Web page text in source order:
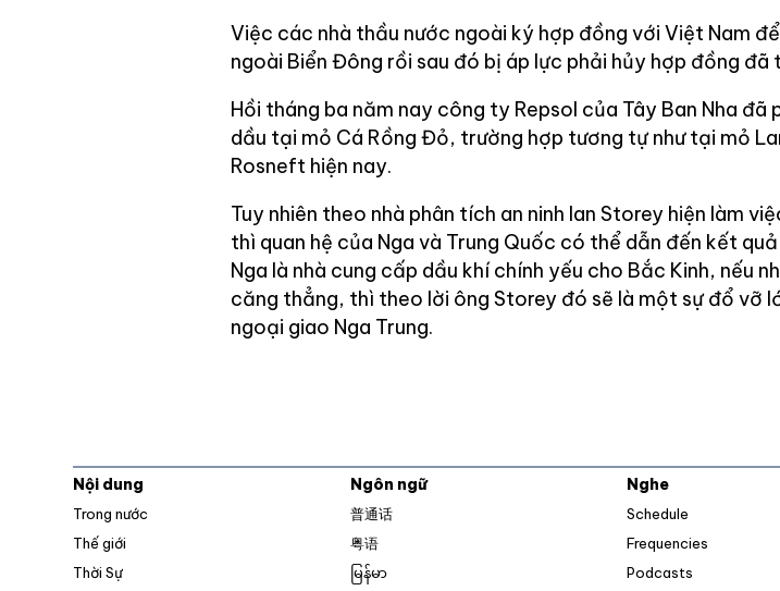
Việc các nhà thầu nước ngoài ký hợp đồng với Việt Nam
ngoài Biển Đông rồi sau đó bị áp lực phải hủy hợp đồng đã
Hồi tháng ba năm nay công ty Repsol của Tây Ban Nha đã
dầu tại mỏ Cá Rồng Đỏ, trường hợp tương tự như tại mỏ
Rosneft hiện nay.
Tuy nhiên theo nhà phân tích an ninh Ian Storey hiện làm
thì quan hệ của Nga và Trung Quốc có thể dẫn đến kết
Nga là nhà cung cấp dầu khí chính yếu cho Bắc Kinh, nếu
căng thẳng, thì theo lời ông Storey đó sẽ là một sự đổ vỡ
ngoại giao Nga Trung.
Nội dung
Trong nước
Thế giới
Thời Sự
Ngôn ngữ
普通话
粤语
မြန်မာ
Nghe
Schedule
Frequencies
Podcasts